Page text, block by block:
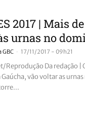
2017 | Mais
urnas no
GBC - 17/11/2017 - 09h21
Reprodução Da redação |
Gaúcha, vão voltar as